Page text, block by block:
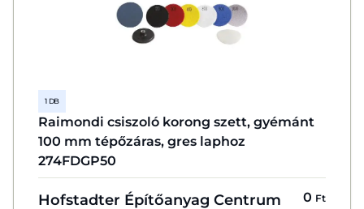
1 DB
Raimondi csiszoló korong szett, gyémánt
100 mm tépőzáras, gres laphoz
274FDGP50
Hofstadter Építőanyag Centrum
0 Ft